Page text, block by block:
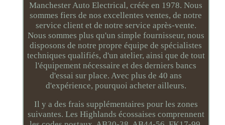
Manchester Auto Electrical, créée en 1978. Nous
sommes fiers de nos excellentes ventes, de notre
service client et de notre service après-vente.
Nous sommes plus qu'un simple fournisseur, nous
disposons de notre propre équipe de spécialistes
techniques qualifiés, d'un atelier, ainsi que de tout
l'équipement nécessaire et des derniers bancs
d'essai sur place. Avec plus de 40 ans
d'expérience, pourquoi acheter ailleurs.
Il y a des frais supplémentaires pour les zones
suivantes. Les Highlands écossaises comprennent